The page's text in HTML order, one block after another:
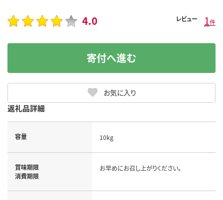
4.0 レビュー 1件
お気に入り
寄付へ進む
返礼品詳細
容量 10kg
賞味期限
消費期限
お早めにお召し上がりください。